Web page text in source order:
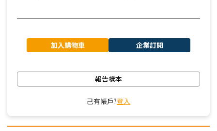
加入購物車 企業訂閱
報告樣本
己有帳戶?登入